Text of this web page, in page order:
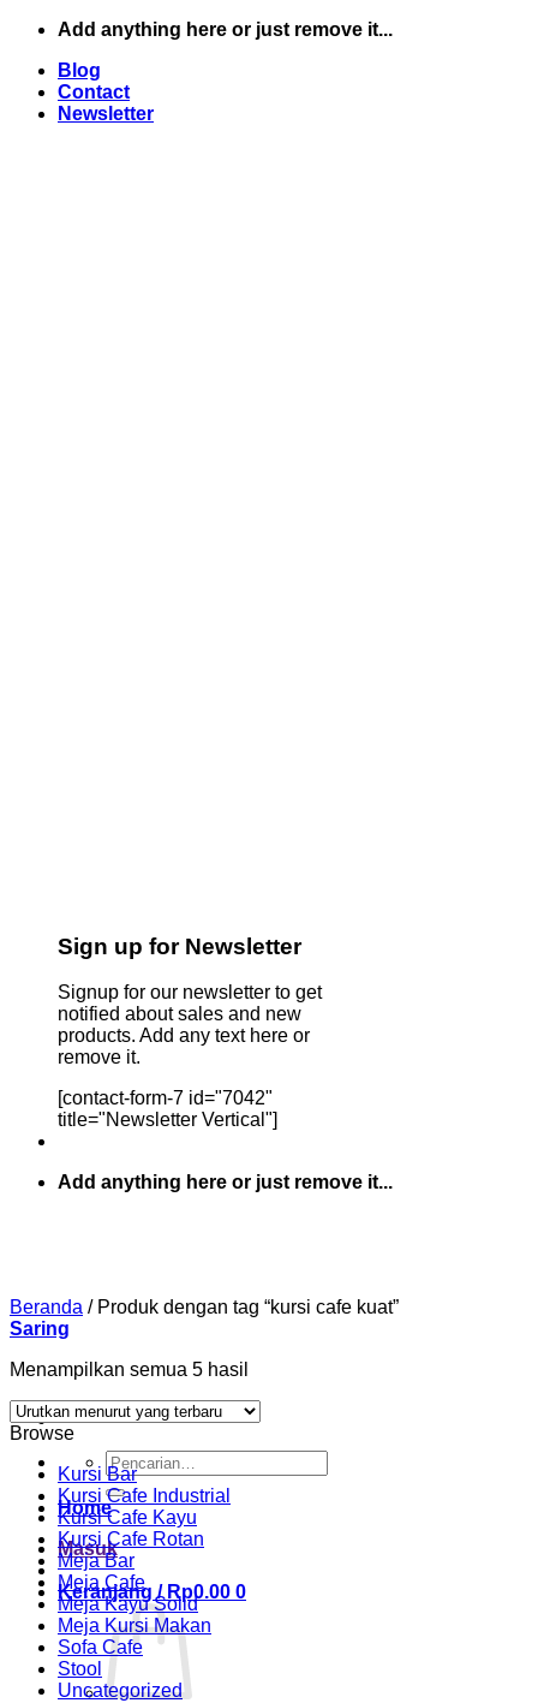
Skip
content
Add anything here or just remove it...
Blog
Contact
Newsletter
Sign up for Newsletter
Signup for our newsletter to get
notified about sales and new
products. Add any text here or
remove it.
[contact-form-7 id="7042"
title="Newsletter Vertical"]
Add anything here or just remove it...
Pencarian
untuk:
Home
Masuk
Keranjang / Rp0.00 0
Beranda /Produk dengan tag “kursi cafe kuat”
Saring
Menampilkan semua 5 hasil
yang
Browse
Kursi Bar
Kursi Cafe Industrial
Kursi Cafe Kayu
Kursi Cafe Rotan
Meja Bar
Meja Cafe
Meja Kayu Solid
Meja Kursi Makan
Sofa Cafe
Stool
Uncategorized